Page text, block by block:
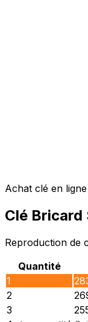
Achat clé en ligne
Clé Bricard
Reproduction de
Quantité
1
2
3